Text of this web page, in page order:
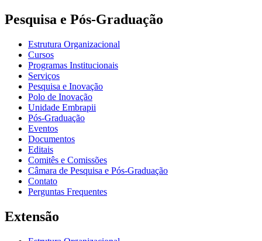
Pesquisa e Pós-Graduação
Estrutura Organizacional
Cursos
Programas Institucionais
Serviços
Pesquisa e Inovação
Polo de Inovação
Unidade Embrapii
Pós-Graduação
Eventos
Documentos
Editais
Comitês e Comissões
Câmara de Pesquisa e Pós-Graduação
Contato
Perguntas Frequentes
Extensão